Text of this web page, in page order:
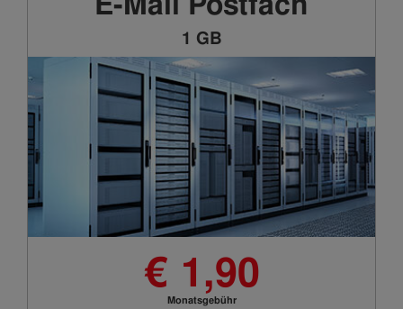
1 GB
€ 1,90
Monatsgebühr